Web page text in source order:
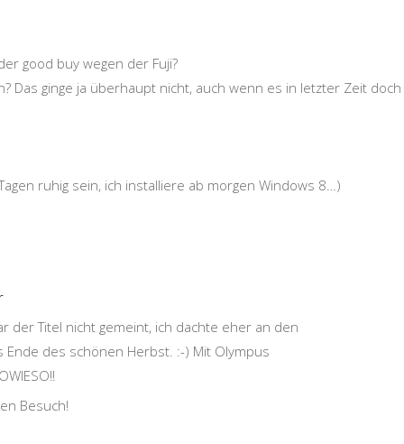
good buy wegen der Fuji?
Das ginge ja überhaupt nicht, auch wenn es in letzter Zeit doch
ruhig sein, ich installiere ab morgen Windows 8…)
der Titel nicht gemeint, ich dachte eher an den
des schönen Herbst. :-) Mit Olympus
Besuch!